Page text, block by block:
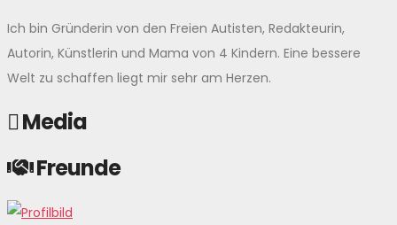
Ich bin Gründerin von den Freien Autisten, Redakteurin,
Autorin, Künstlerin und Mama von 4 Kindern. Eine bessere
Welt zu schaffen liegt mir sehr am Herzen.
Media
Freunde